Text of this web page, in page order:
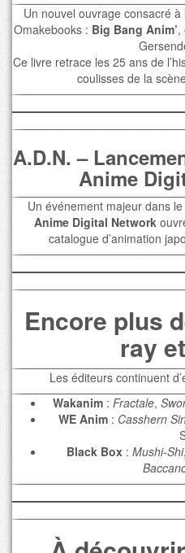
Un nouvel ouvrage consacré
Omakebooks : Big Bang Anim’,
Ce livre retrace les 25 ans de
coulisses de la
A.D.N. –
Anime
Un événement majeur dans
Anime Digital Network
catalogue d’animation
Encore plus
ray
Les éditeurs continuent
Wakanim : Fractale,
WE Anim: Casshern
Black Box: Mushi-Shi